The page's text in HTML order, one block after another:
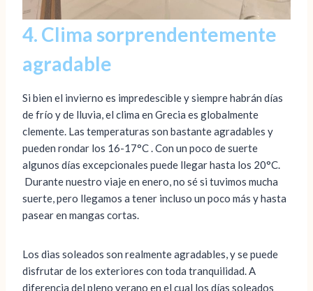
4. Clima sorprendentemente
agradable
Si bien el invierno es impredescible y siempre habrán días
de frío y de lluvia, el clima en Grecia es globalmente
clemente. Las temperaturas son bastante agradables y
pueden rondar los 16-17°C . Con un poco de suerte
algunos días excepcionales puede llegar hasta los 20°C.
Durante nuestro viaje en enero, no sé si tuvimos mucha
suerte, pero llegamos a tener incluso un poco más y hasta
pasear en mangas cortas.
Los dias soleados son realmente agradables, y se puede
disfrutar de los exteriores con toda tranquilidad. A
diferencia del pleno verano en el cual los días soleados